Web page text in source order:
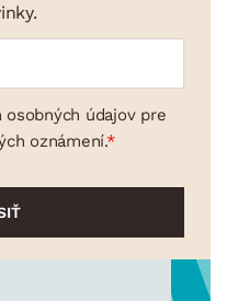
údajov pre
oznámení.